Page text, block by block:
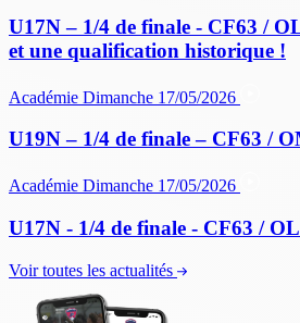
U17N – 1/4 de finale - CF63 /
et une qualification historique !
Académie Dimanche 17/05/2026
U19N – 1/4 de finale – CF63 /
Académie Dimanche 17/05/2026
U17N - 1/4 de finale - CF63 /
Voir toutes les actualités